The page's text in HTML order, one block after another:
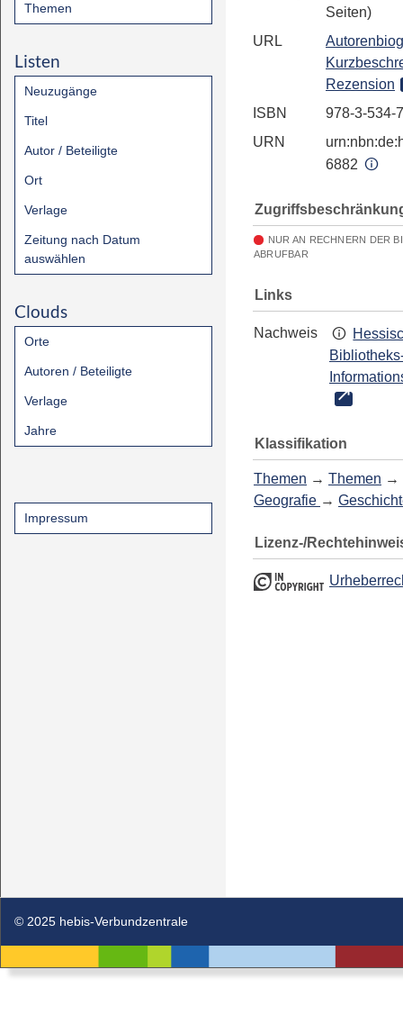
Themen
Listen
Neuzugänge
Titel
Autor / Beteiligte
Ort
Verlage
Zeitung nach Datum
auswählen
Clouds
Orte
Autoren / Beteiligte
Verlage
Jahre
Impressum
Seiten)
URL
Rezension
ISBN
978-3-534-
URN
6882
NUR AN RECHNERN DER
ABRUFBAR
Links
Nachweis
Klassifikation
Themen → Themen →
Geografie →
Lizenz-/
© 2025 hebis-Verbundzentrale